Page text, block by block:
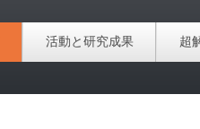
活動と研究成果 超